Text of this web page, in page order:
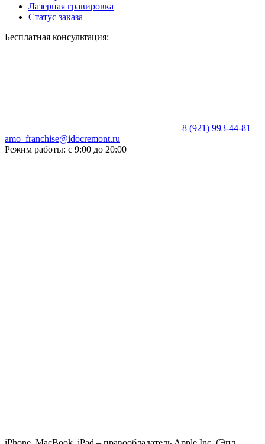
Лазерная гравировка
Статус заказа
Бесплатная консультация:
8 (921) 993-44-81
amo_franchise@idocremont.ru
Режим работы: с 9:00 до 20:00